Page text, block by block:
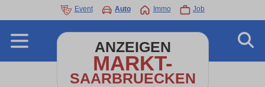
Event Auto Immo Job
ANZEIGEN
MARKT-
SAARBRUECKEN